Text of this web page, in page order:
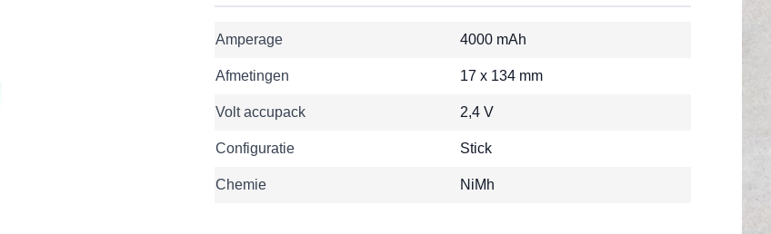
Amperage 4000 mAh
Afmetingen 17 x 134 mm
Volt accupack 2,4 V
Configuratie Stick
Chemie NiMh